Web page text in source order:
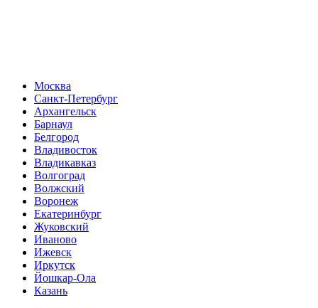
Москва
Санкт-Петербург
Архангельск
Барнаул
Белгород
Владивосток
Владикавказ
Волгоград
Волжский
Воронеж
Екатеринбург
Жуковский
Иваново
Ижевск
Иркутск
Йошкар-Ола
Казань